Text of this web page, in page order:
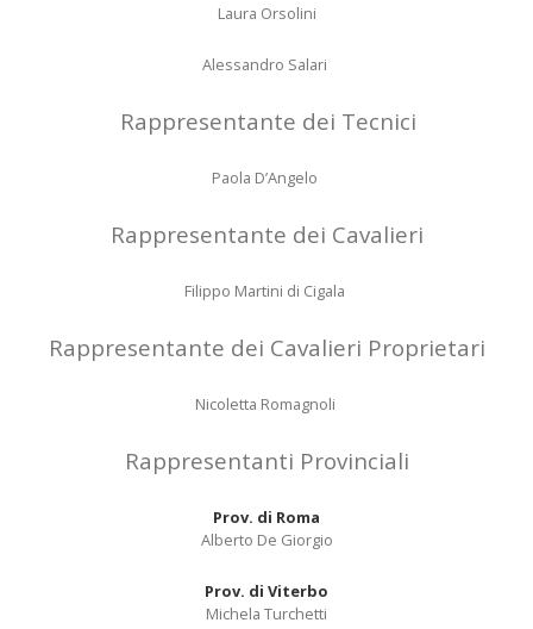
Laura Orsolini
Alessandro Salari
Rappresentante dei Tecnici
Paola D’Angelo
Rappresentante dei Cavalieri
Filippo Martini di Cigala
Rappresentante dei Cavalieri Proprietari
Nicoletta Romagnoli
Rappresentanti Provinciali
Prov. di Roma
Alberto De Giorgio
Prov. di Viterbo
Michela Turchetti